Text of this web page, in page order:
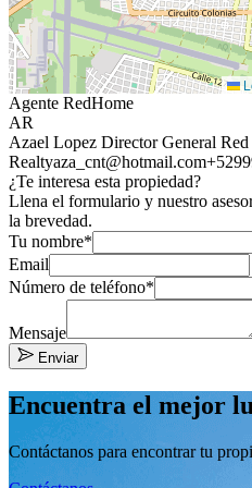
Agente RedHome
AR
Azael Lopez Director General
Realtyaza_cnt@hotmail.com
¿Te interesa esta propiedad?
Llena el formulario y nuestro
la brevedad.
Tu nombre*
Email
Número de teléfono*
Mensaje
Enviar
Encuentra el mejor
Contáctanos para encontrar tu